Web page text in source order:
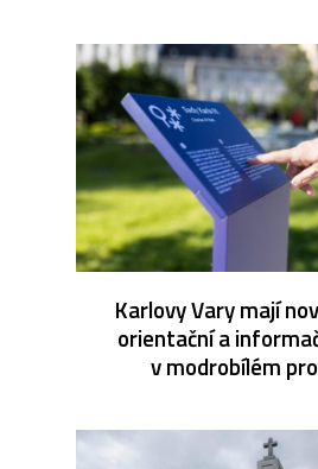
Karlovy Vary mají
orientační a
v modrobílém